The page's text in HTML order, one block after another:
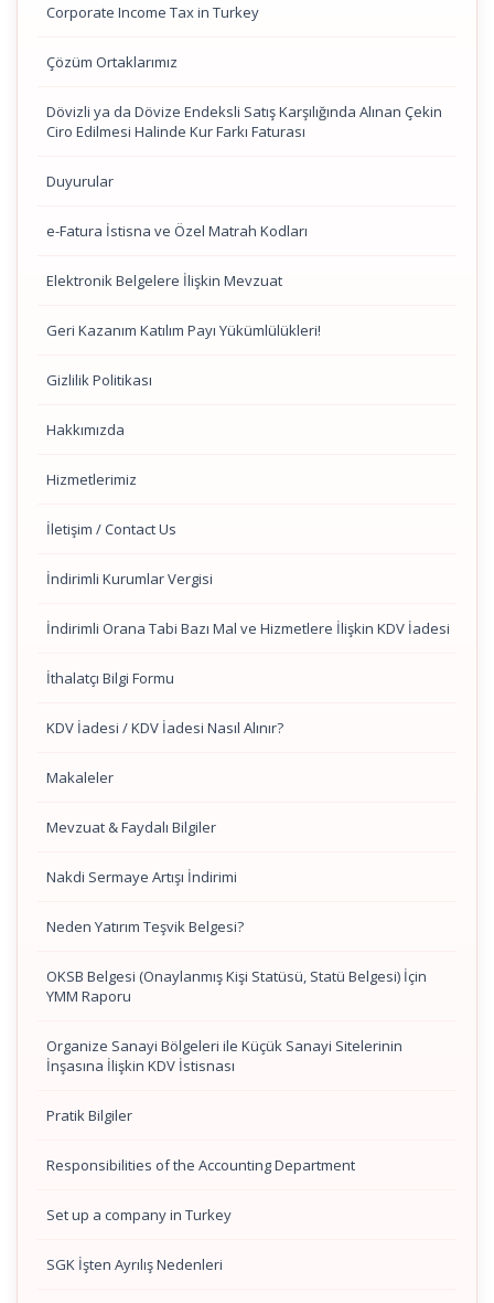
Corporate Income Tax in Turkey
Çözüm Ortaklarımız
Dövizli ya da Dövize Endeksli Satış Karşılığında Alınan Çekin
Ciro Edilmesi Halinde Kur Farkı Faturası
Duyurular
e-Fatura İstisna ve Özel Matrah Kodları
Elektronik Belgelere İlişkin Mevzuat
Geri Kazanım Katılım Payı Yükümlülükleri!
Gizlilik Politikası
Hakkımızda
Hizmetlerimiz
İletişim / Contact Us
İndirimli Kurumlar Vergisi
İndirimli Orana Tabi Bazı Mal ve Hizmetlere İlişkin KDV İadesi
İthalatçı Bilgi Formu
KDV İadesi / KDV İadesi Nasıl Alınır?
Makaleler
Mevzuat & Faydalı Bilgiler
Nakdi Sermaye Artışı İndirimi
Neden Yatırım Teşvik Belgesi?
OKSB Belgesi (Onaylanmış Kişi Statüsü, Statü Belgesi) İçin
YMM Raporu
Organize Sanayi Bölgeleri ile Küçük Sanayi Sitelerinin
İnşasına İlişkin KDV İstisnası
Pratik Bilgiler
Responsibilities of the Accounting Department
Set up a company in Turkey
SGK İşten Ayrılış Nedenleri